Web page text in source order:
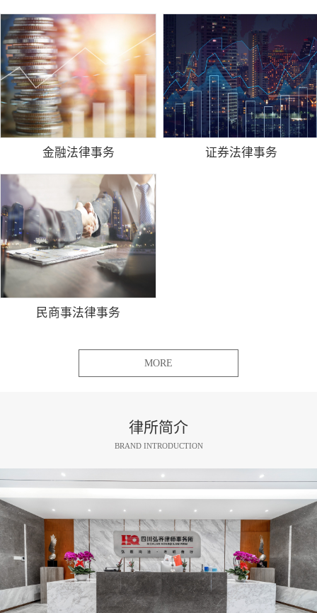
金融法律事务 证券法律事务
民商事法律事务
MORE
律所简介
BRAND INTRODUCTION